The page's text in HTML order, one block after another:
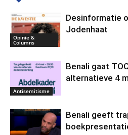
Opinie &
Columns
Desinformatie
Jodenhaat
Antisemitisme
Benali gaat
alternatieve 4
Benali geeft